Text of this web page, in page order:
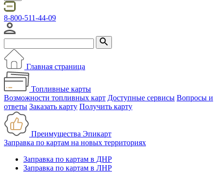
8-800-511-44-09
Главная страница
Топливные карты
Возможности топливных карт Доступные сервисы Вопросы и
ответы Заказать карту Получить карту
Преимущества Эпикарт
Заправка по картам на новых территориях
Заправка по картам в ДНР
Заправка по картам в ЛНР